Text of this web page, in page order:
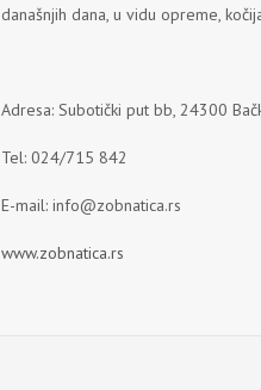
današnjih dana, u vidu opreme,
Adresa: Subotički put bb, 24300
Tel: 024/715 842
E-mail: info@zobnatica.rs
www.zobnatica.rs